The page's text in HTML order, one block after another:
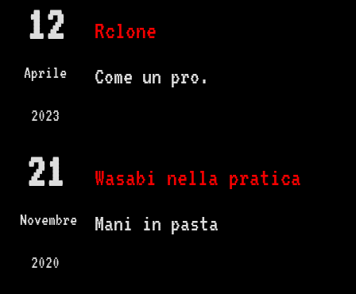
12
Aprile
2023
Rclone
Come un pro.
21
Novembre
2020
Wasabi nella pratica
Mani in pasta